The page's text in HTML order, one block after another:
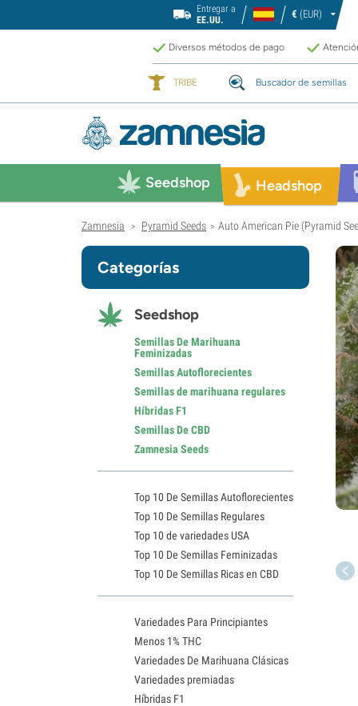
Entregar a
EE.UU.
€ (EUR)
Diversos métodos de pago
TRIBE Buscador de semillas
Seedshop Headshop
Zamnesia > Pyramid Seeds > Auto American Pie (Pyramid
Categorías
Seedshop
Semillas De Marihuana
Feminizadas
Semillas Autoflorecientes
Semillas de marihuana regulares
Híbridas F1
Semillas De CBD
Zamnesia Seeds
Top 10 De Semillas Autoflorecientes
Top 10 De Semillas Regulares
Top 10 de variedades USA
Top 10 De Semillas Feminizadas
Top 10 De Semillas Ricas en CBD
Variedades Para Principiantes
Menos 1% THC
Variedades De Marihuana Clásicas
Variedades premiadas
Híbridas F1